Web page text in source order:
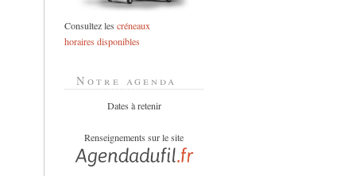
Consultez les créneaux
horaires disponibles
Notre agenda
Dates à retenir
Renseignements sur le site